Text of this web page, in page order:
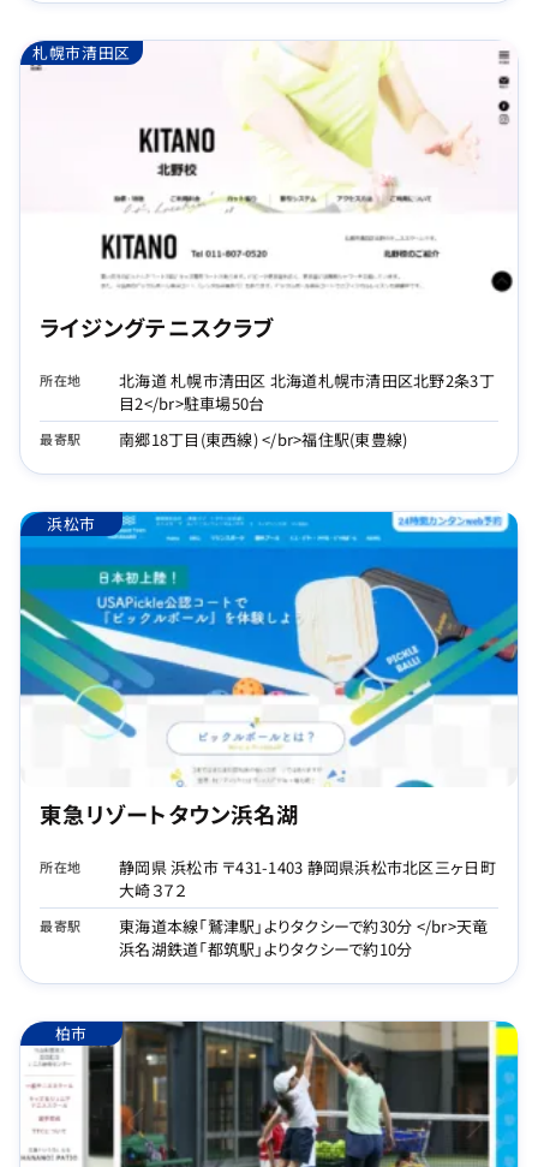
札幌市清田区
ライジングテニスクラブ
所在地
北海道 札幌市清田区 北海道札幌市清田区北野2条3丁
目2</br>駐車場50台
最寄駅 南郷18丁目(東西線) </br>福住駅(東豊線)
浜松市
東急リゾートタウン浜名湖
所在地
静岡県 浜松市 〒431-1403 静岡県浜松市北区三ヶ日町
大崎３７２
最寄駅
東海道本線「鷲津駅」よりタクシーで約30分 </br>天竜
浜名湖鉄道「都筑駅」よりタクシーで約10分
柏市